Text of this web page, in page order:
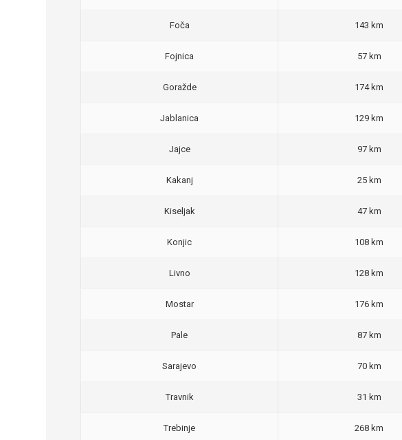
Foča 143 km
Fojnica 57 km
Goražde 174 km
Jablanica 129 km
Jajce 97 km
Kakanj 25 km
Kiseljak 47 km
Konjic 108 km
Livno 128 km
Mostar 176 km
Pale 87 km
Sarajevo 70 km
Travnik 31 km
Trebinje 268 km